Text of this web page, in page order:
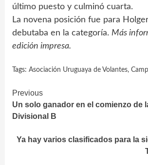
último puesto y culminó cuarta.
La novena posición fue para
debutaba en la categoría. Más
edición impresa.
Tags: Asociación Uruguaya de Volantes,
Continue
Reading
Previous
Un solo ganador en el comienzo de
Divisional B
Ya hay varios clasificados para la